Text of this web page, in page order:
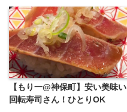
【もり一@神保町】安い美味い
回転寿司さん！ひとりOK